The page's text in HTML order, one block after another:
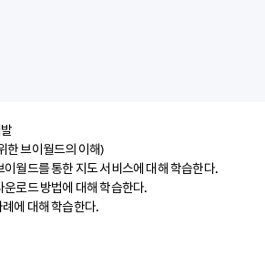
한 브이월드의 이해)
월드를 통한 지도 서비스에 대해 학습한다.
로드 방법에 대해 학습한다.
에 대해 학습한다.